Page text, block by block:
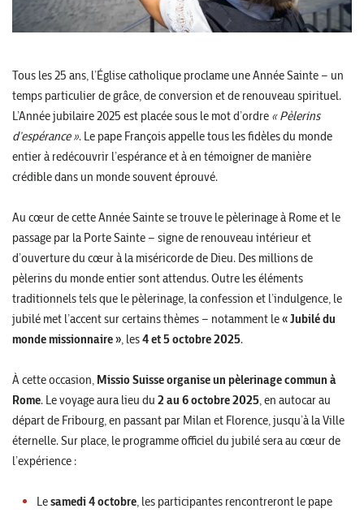
Tous les 25 ans, l’Église catholique proclame une Année Sainte – un
temps particulier de grâce, de conversion et de renouveau spirituel.
L’Année jubilaire 2025 est placée sous le mot d’ordre « Pèlerins
d’espérance ». Le pape François appelle tous les fidèles du monde
entier à redécouvrir l’espérance et à en témoigner de manière
crédible dans un monde souvent éprouvé.
Au cœur de cette Année Sainte se trouve le pèlerinage à Rome et le
passage par la Porte Sainte – signe de renouveau intérieur et
d’ouverture du cœur à la miséricorde de Dieu. Des millions de
pèlerins du monde entier sont attendus. Outre les éléments
traditionnels tels que le pèlerinage, la confession et l’indulgence, le
jubilé met l’accent sur certains thèmes – notamment le« Jubilé du
monde missionnaire », les4 et 5 octobre 2025.
À cette occasion, Missio Suisse organise un pèlerinage commun à
Rome. Le voyage aura lieu du 2 au 6 octobre 2025, en autocar au
départ de Fribourg, en passant par Milan et Florence, jusqu’à la Ville
éternelle. Sur place, le programme officiel du jubilé sera au cœur de
l’expérience :
Lesamedi 4 octobre, les participantes rencontreront le pape